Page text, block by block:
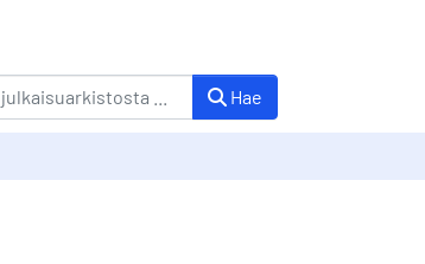
Hae